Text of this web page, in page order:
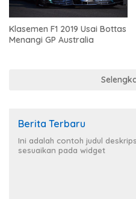
Klasemen F1 2019 Usai Bottas
Menangi GP Australia
Berita Terbaru
Ini adalah contoh judul
sesuaikan pada widget